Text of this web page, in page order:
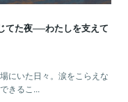
てた夜──わたしを支えて
にいた日々。涙をこらえな
きるこ...